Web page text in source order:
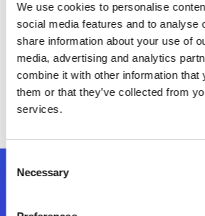
We use cookies to personalise
social media features and to analyse
share information about your use of
media, advertising and analytics
combine it with other information that
them or that they’ve collected from
services.
Selection
Necessary
La rédaction
Les parfums Creed orchestrent leurs
d’intégration Magic xpi
En savoir Plus